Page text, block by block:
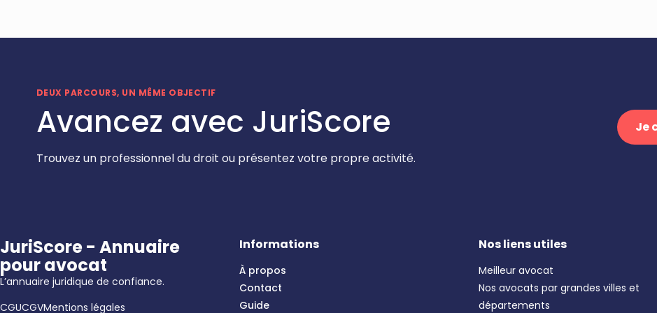
DEUX PARCOURS, UN MÊME OBJECTIF
Avancez avec JuriScore
Trouvez un professionnel du droit ou présentez votre propre activité.
Je
JuriScore - Annuaire
pour avocat
L’annuaire juridique de confiance.
CGUCGVMentions légales
Informations
À propos
Contact
Guide
Nos liens utiles
Meilleur avocat
Nos avocats par grandes villes et
départements